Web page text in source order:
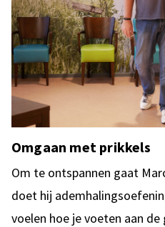
Omgaan met prikkels
Om te ontspannen gaat
doet hij
voelen hoe je voeten aan